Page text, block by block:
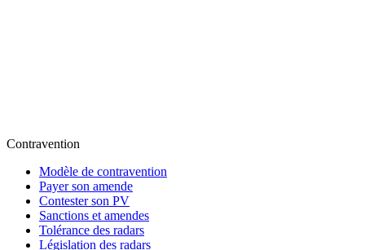
Contravention
Modèle de contravention
Payer son amende
Contester son PV
Sanctions et amendes
Tolérance des radars
Législation des radars